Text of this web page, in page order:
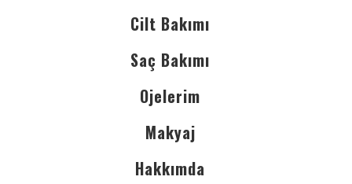
Cilt Bakımı
Saç Bakımı
Ojelerim
Makyaj
Hakkımda